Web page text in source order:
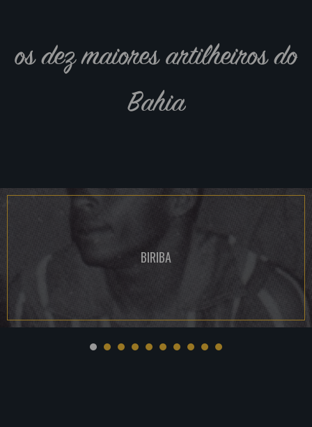
os dez maiores artilheiros do
Bahia
BIRIBA